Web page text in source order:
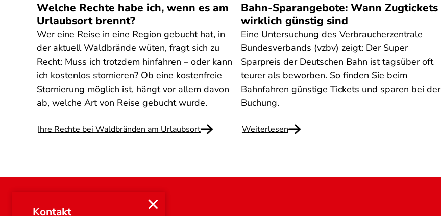
Kontakt
Welche Rechte habe ich, wenn es am
Urlaubsort brennt?
Wer eine Reise in eine Region gebucht hat, in
der aktuell Waldbrände wüten, fragt sich zu
Recht: Muss ich trotzdem hinfahren – oder kann
ich kostenlos stornieren? Ob eine kostenfreie
Stornierung möglich ist, hängt vor allem davon
ab, welche Art von Reise gebucht wurde.
Ihre Rechte bei Waldbränden am Urlaubsort
Bahn-Sparangebote: Wann Zugtickets
wirklich günstig sind
Eine Untersuchung des Verbraucherzentrale
Bundesverbands (vzbv) zeigt: Der Super
Sparpreis der Deutschen Bahn ist tagsüber oft
teurer als beworben. So finden Sie beim
Bahnfahren günstige Tickets und sparen bei der
Buchung.
Weiterlesen